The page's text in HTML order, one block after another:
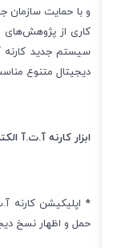
و با حمایت سازمان
کاری از پژوهش‌های
سیستم جدید کارنه
دیجیتال متنوع
ابزار کارنه آ.ت.آ
اپلیکیشن کارنه
حمل و اظهار نسخ